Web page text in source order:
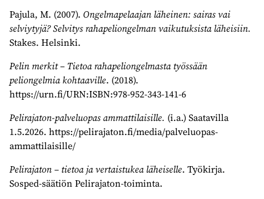
Pajula, M. (2007). Ongelmapelaajan läheinen: sairas vai
selviytyjä? Selvitys rahapeliongelman vaikutuksista läheisiin.
Stakes. Helsinki.
Pelin merkit – Tietoa rahapeliongelmasta työssään
peliongelmia kohtaaville. (2018).
https://urn.fi/URN:ISBN:978-952-343-141-6
Pelirajaton-palveluopas ammattilaisille. (i.a.) Saatavilla
1.5.2026. https://pelirajaton.fi/media/palveluopas-
ammattilaisille/
Pelirajaton– tietoa ja vertaistukea läheiselle. Työkirja.
Sosped-säätiön Pelirajaton-toiminta.